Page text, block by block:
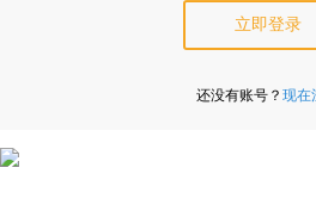
立即登录
还没有账号？ 现在